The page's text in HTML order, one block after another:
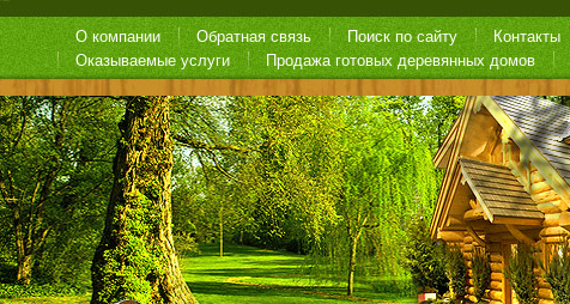
О компании Обратная связь Поиск по сайту Контакты
Оказываемые услуги
Продажа готовых деревянных домов